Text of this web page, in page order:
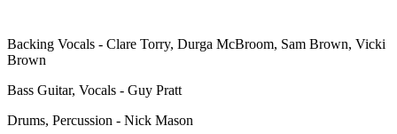
Backing Vocals - Clare Torry, Durga McBroom, Sam Brown, Vicki
Brown
Bass Guitar, Vocals - Guy Pratt
Drums, Percussion - Nick Mason